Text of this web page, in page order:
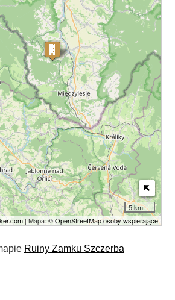
5 km
| Mapa: ©OpenStreetMap osoby wspierające
Ruiny Zamku Szczerba